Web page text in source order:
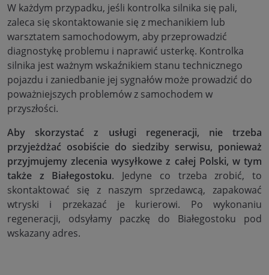
W każdym przypadku, jeśli kontrolka silnika się pali,
zaleca się skontaktowanie się z mechanikiem lub
warsztatem samochodowym, aby przeprowadzić
diagnostykę problemu i naprawić usterkę. Kontrolka
silnika jest ważnym wskaźnikiem stanu technicznego
pojazdu i zaniedbanie jej sygnałów może prowadzić do
poważniejszych problemów z samochodem w
przyszłości.
Aby skorzystać z usługi regeneracji, nie trzeba
przyjeżdżać osobiście do siedziby serwisu, ponieważ
przyjmujemy zlecenia wysyłkowe z całej Polski, w tym
także z Białegostoku. Jedyne co trzeba zrobić, to
skontaktować się z naszym sprzedawcą, zapakować
wtryski i przekazać je kurierowi. Po wykonaniu
regeneracji, odsyłamy paczkę do Białegostoku pod
wskazany adres.